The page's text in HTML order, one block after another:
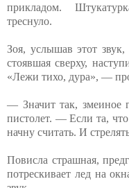
прикладом.
треснуло.
Зоя, услышав этот
стоявшая сверху,
«Лежи тихо, дура», —
— Значит так, змеиное
пистолет. — Если та,
начну считать. И
Повисла страшная,
потрескивает лед на